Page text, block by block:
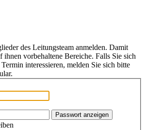
des Leitungsteam anmelden. Damit
ihnen vorbehaltene Bereiche. Falls Sie sich
interessieren, melden Sie sich bitte
Passwort anzeigen